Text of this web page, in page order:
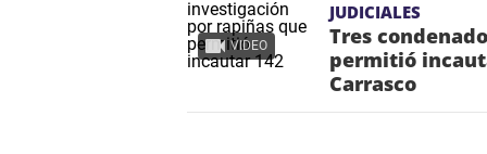
VIDEO
JUDICIALES
Tres
permitió
Carrasco